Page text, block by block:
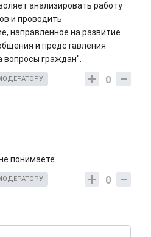
анализировать работу
и проводить
направленное на развитие
и представления
вопросы граждан".
0
понимаете
0